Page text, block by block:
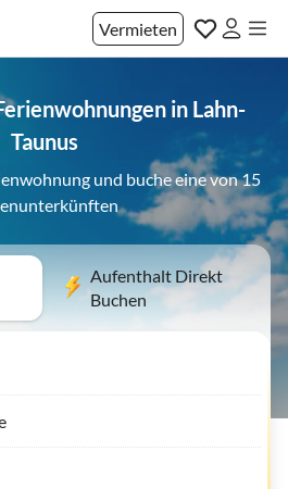
Vermieten
in Lahn-
Taunus
und buche eine von 15
Aufenthalt Direkt
Buchen